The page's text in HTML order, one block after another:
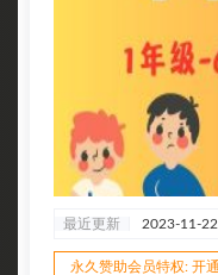
最近更新 2023-11-22
永久赞助会员特权: 开